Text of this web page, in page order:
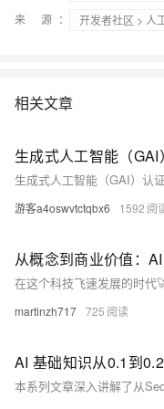
来 源：
开发者社区 > 人
相关文章
生成式人工智能（GAI
游客a4oswvtctqbx6 1592
从概念到商业价值：
martinzh717 725